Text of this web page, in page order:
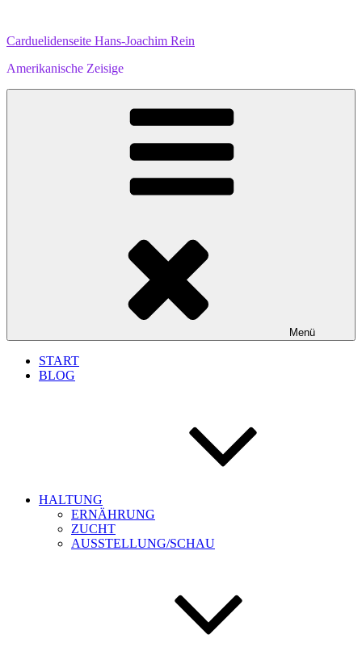
springen
Carduelidenseite Hans-Joachim Rein
Amerikanische Zeisige
Menü
START
BLOG
HALTUNG
ERNÄHRUNG
ZUCHT
AUSSTELLUNG/SCHAU